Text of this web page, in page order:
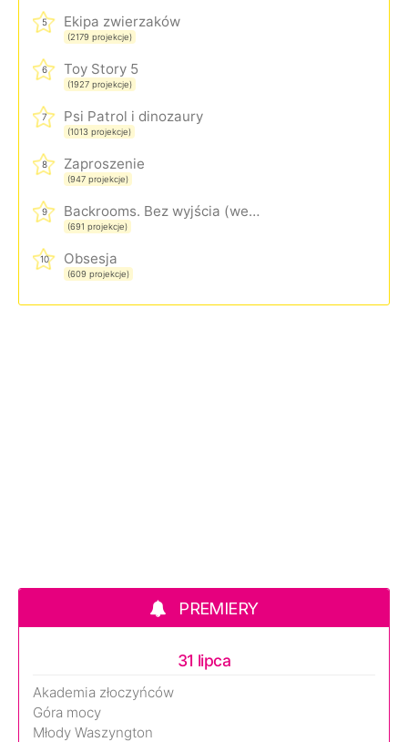
5 Ekipa zwierzaków
(2179 projekcje)
6 Toy Story 5
(1927 projekcje)
7 Psi Patrol i dinozaury
(1013 projekcje)
8 Zaproszenie
(947 projekcje)
9 Backrooms. Bez wyjścia (wersja rozszerzona)
(691 projekcje)
10 Obsesja
(609 projekcje)
PREMIERY
31 lipca
Akademia złoczyńców
Góra mocy
Młody Waszyngton